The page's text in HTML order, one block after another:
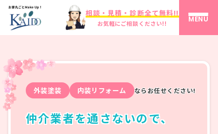
相談・見積・診断全て無料!!
お気軽にご相談ください!! MENU
外装塗装 内装リフォーム ならお任せください!
仲介業者を通さないので、